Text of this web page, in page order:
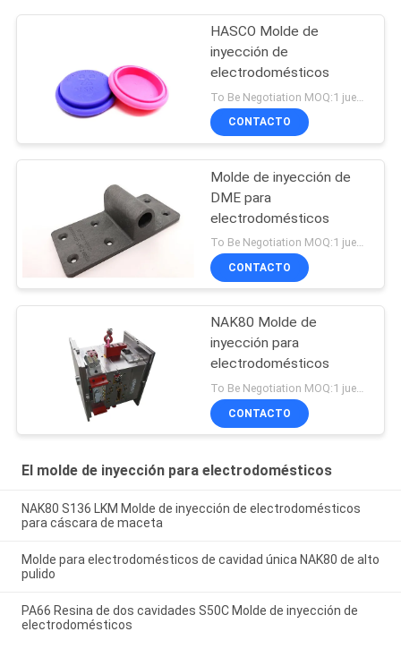
HASCO Molde de
inyección de
electrodomésticos
CONTACTO
Molde de inyección de
DME para
electrodomésticos
To Be Negotiation MOQ:1 juego
CONTACTO
NAK80 Molde de
inyección para
electrodomésticos
To Be Negotiation MOQ:1 juego
CONTACTO
El molde de inyección para electrodomésticos
NAK80 S136 LKM Molde de inyección de electrodomésticos
para cáscara de maceta
Molde para electrodomésticos de cavidad única NAK80 de alto
pulido
PA66 Resina de dos cavidades S50C Molde de inyección de
electrodomésticos